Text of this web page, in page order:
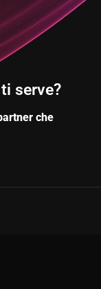
serve?
che